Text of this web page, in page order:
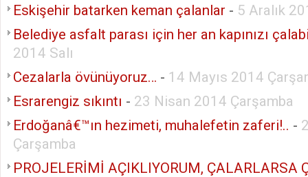
Eskişehir batarken keman çalanlar - 5 Aralık
Belediye asfalt parası için her an kapınızı
2014 Salı
Cezalarla övünüyoruz… - 14 Mayıs 2014
Esrarengiz sıkıntı - 23 Nisan 2014 Çarşamba
Erdoğanâ€™ın hezimeti, muhalefetin zaferi!.. -
Çarşamba
PROJELERİMİ AÇIKLIYORUM, ÇALARLARSA